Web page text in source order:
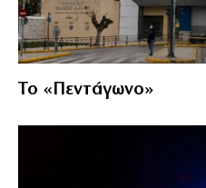
Το «Πεντάγωνο»